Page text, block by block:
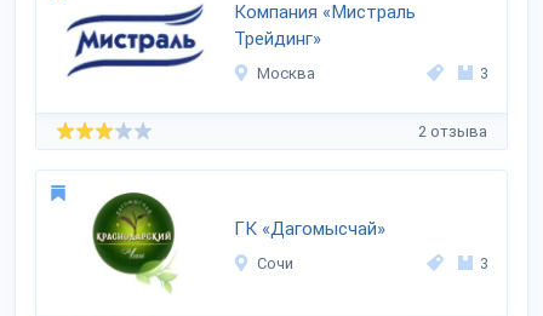
Компания «Мистраль
Трейдинг»
Москва 3
2 отзыва
ГК «Дагомысчай»
Сочи 3